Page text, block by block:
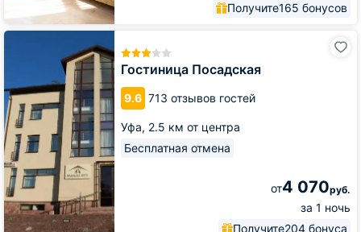
Получите165 бонусов
Гостиница Посадская
9.6 713 отзывов гостей
Уфа, 2.5 км от центра
Бесплатная отмена
от4 070руб.
за 1 ночь
Получите204 бонуса
Гостиница